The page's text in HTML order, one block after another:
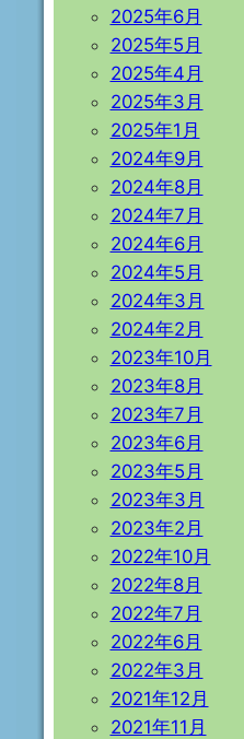
2025年6月
2025年5月
2025年4月
2025年3月
2025年1月
2024年9月
2024年8月
2024年7月
2024年6月
2024年5月
2024年3月
2024年2月
2023年10月
2023年8月
2023年7月
2023年6月
2023年5月
2023年3月
2023年2月
2022年10月
2022年8月
2022年7月
2022年6月
2022年3月
2021年12月
2021年11月